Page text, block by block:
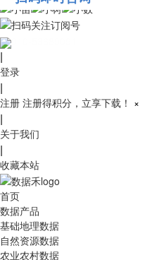
010-53689091
|
登录
|
注册 注册得积分，立享下载！ ×
|
关于我们
|
收藏本站
首页
数据产品
基础地理数据
自然资源数据
农业农村数据